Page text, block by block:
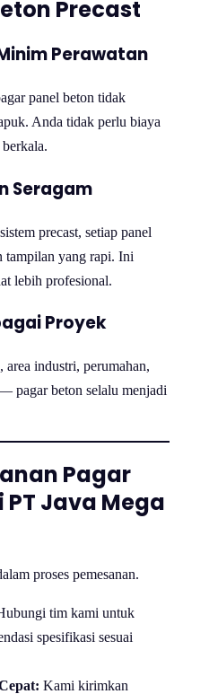
Precast
Perawatan
panel beton tidak
Anda tidak perlu biaya
Seragam
precast, setiap panel
tampilan yang rapi. Ini
lebih profesional.
Proyek
industri, perumahan,
pagar beton selalu menjadi
Pagar
PT Java Mega
proses pemesanan.
tim kami untuk
spesifikasi sesuai
Kami kirimkan